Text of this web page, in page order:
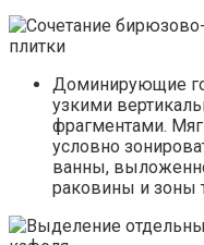
Доминирующие
узкими
фрагментами.
условно
ванны,
раковины и зоны